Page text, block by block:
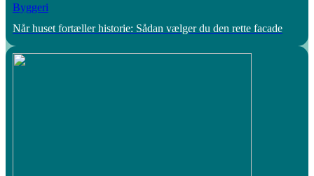
Byggeri
Når huset fortæller historie: Sådan vælger du den rette facade